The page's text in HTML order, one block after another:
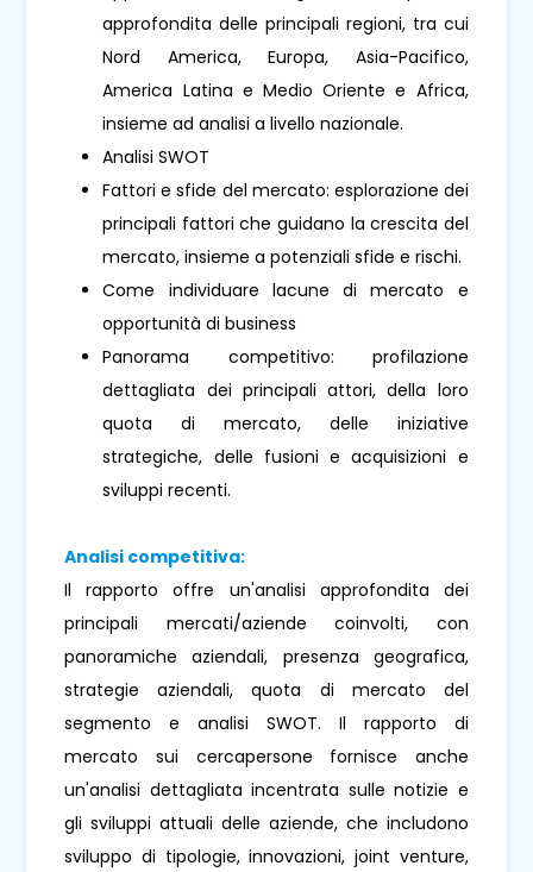
approfondita delle principali regioni, tra cui
Nord America, Europa, Asia-Pacifico,
America Latina e Medio Oriente e Africa,
insieme ad analisi a livello nazionale.
Analisi SWOT
Fattori e sfide del mercato: esplorazione dei
principali fattori che guidano la crescita del
mercato, insieme a potenziali sfide e rischi.
Come individuare lacune di mercato e
opportunità di business
Panorama competitivo: profilazione
dettagliata dei principali attori, della loro
quota di mercato, delle iniziative
strategiche, delle fusioni e acquisizioni e
sviluppi recenti.
Analisi competitiva:
Il rapporto offre un'analisi approfondita dei
principali mercati/aziende coinvolti, con
panoramiche aziendali, presenza geografica,
strategie aziendali, quota di mercato del
segmento e analisi SWOT. Il rapporto di
mercato sui cercapersone fornisce anche
un'analisi dettagliata incentrata sulle notizie e
gli sviluppi attuali delle aziende, che includono
sviluppo di tipologie, innovazioni, joint venture,